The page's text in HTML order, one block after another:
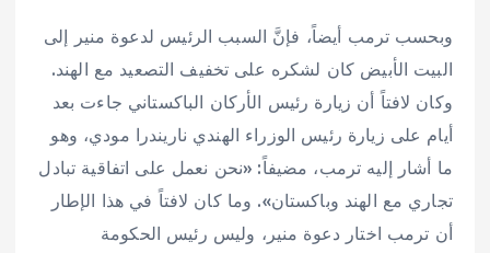
وبحسب ترمب أيضاً، فإنَّ السبب الرئيس لدعوة منير إلى
البيت الأبيض كان لشكره على تخفيف التصعيد مع الهند.
وكان لافتاً أن زيارة رئيس الأركان الباكستاني جاءت بعد
أيام على زيارة رئيس الوزراء الهندي ناريندرا مودي، وهو
ما أشار إليه ترمب، مضيفاً: «نحن نعمل على اتفاقية تبادل
تجاري مع الهند وباكستان». وما كان لافتاً في هذا الإطار
أن ترمب اختار دعوة منير، وليس رئيس الحكومة